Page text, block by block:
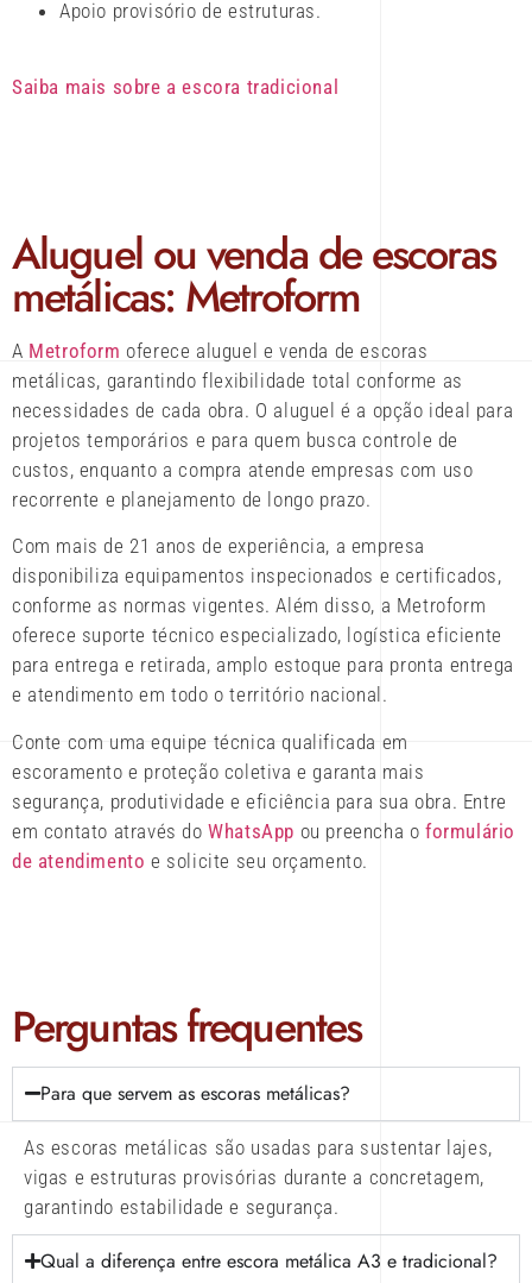
Apoio provisório de estruturas.
Saiba mais sobre a escora tradicional
Aluguel ou venda de escoras
metálicas: Metroform
A Metroform oferece aluguel e venda de escoras
metálicas, garantindo flexibilidade total conforme as
necessidades de cada obra. O aluguel é a opção ideal para
projetos temporários e para quem busca controle de
custos, enquanto a compra atende empresas com uso
recorrente e planejamento de longo prazo.
Com mais de 21 anos de experiência, a empresa
disponibiliza equipamentos inspecionados e certificados,
conforme as normas vigentes. Além disso, a Metroform
oferece suporte técnico especializado, logística eficiente
para entrega e retirada, amplo estoque para pronta entrega
e atendimento em todo o território nacional.
Conte com uma equipe técnica qualificada em
escoramento e proteção coletiva e garanta mais
segurança, produtividade e eficiência para sua obra. Entre
em contato através doWhatsApp ou preencha oformulário
de atendimento e solicite seu orçamento.
Perguntas frequentes
Para que servem as escoras metálicas?
As escoras metálicas são usadas para sustentar lajes,
vigas e estruturas provisórias durante a concretagem,
garantindo estabilidade e segurança.
Qual a diferença entre escora metálica A3 e tradicional?